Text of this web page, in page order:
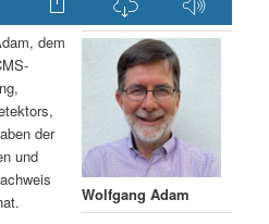
Wolfgang Adam
dem
der
und